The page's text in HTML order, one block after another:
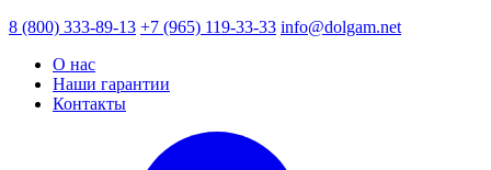
8 (800) 333-89-13 +7 (965) 119-33-33 info@dolgam.net
О нас
Наши гарантии
Контакты